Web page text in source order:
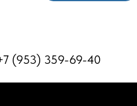
(953) 359-69-40